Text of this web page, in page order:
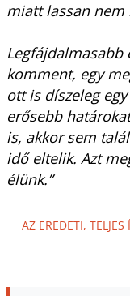
miatt lassan nem
Legfájdalmasabb
komment, egy
ott is díszeleg
erősebb
is, akkor sem
idő eltelik. Azt
élünk.”
AZ EREDETI,